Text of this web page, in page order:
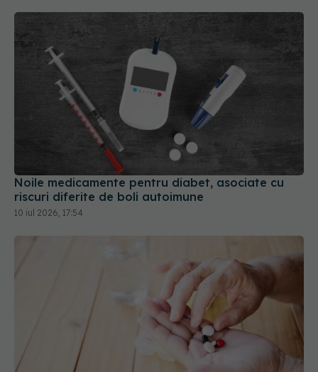
Noile medicamente pentru diabet, asociate cu
riscuri diferite de boli autoimune
10 iul 2026, 17:54